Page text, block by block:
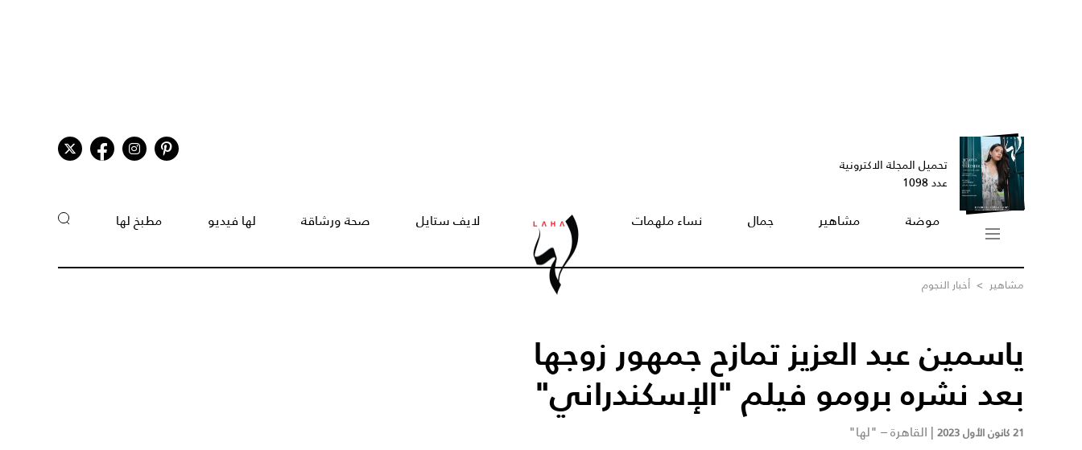
تحميل المجلة الاكترونية
عدد 1098
موضة مشاهير جمال نساء ملهمات لايف ستايل صحة ورشاقة لها فيديو مطبخ لها
مشاهير > أخبار النجوم
ياسمين عبد العزيز تمازح جمهور زوجها
بعد نشره برومو فيلم "الإسكندراني"
21 كانون الأول 2023 | القاهرة – "لها"